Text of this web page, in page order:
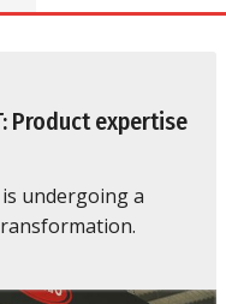
Product expertise
undergoing a